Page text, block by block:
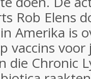
Rob Elens
Amerika is
vaccins
die Chronic